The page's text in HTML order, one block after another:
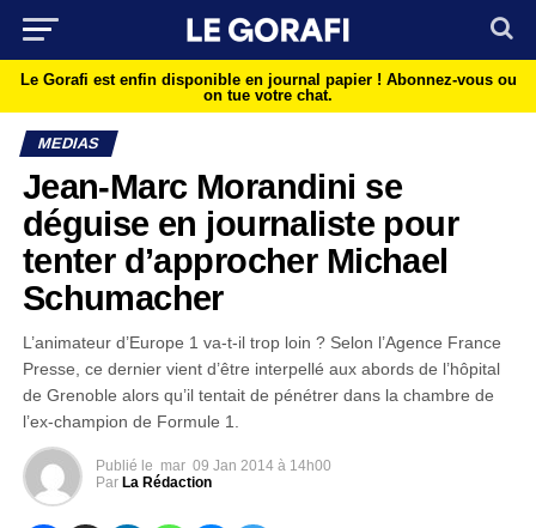
Le Gorafi est enfin disponible en journal papier ! Abonnez-vous ou
on tue votre chat.
MEDIAS
Jean-Marc Morandini se
déguise en journaliste pour
tenter d’approcher Michael
Schumacher
L’animateur d’Europe 1 va-t-il trop loin ? Selon l’Agence France
Presse, ce dernier vient d’être interpellé aux abords de l’hôpital
de Grenoble alors qu’il tentait de pénétrer dans la chambre de
l’ex-champion de Formule 1.
Publié le mar 09 Jan 2014 à 14h00
Par La Rédaction